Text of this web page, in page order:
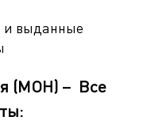
и выданные
(МОН) – Все